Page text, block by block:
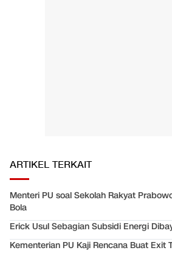
ARTIKEL TERKAIT
Menteri PU soal Sekolah Rakyat
Bola
Erick Usul Sebagian Subsidi Energi
Kementerian PU Kaji Rencana Buat Exit